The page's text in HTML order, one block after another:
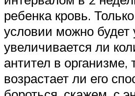
ребенка кровь.
условии можно будет
увеличивается ли
антител в организме,
возрастает ли его